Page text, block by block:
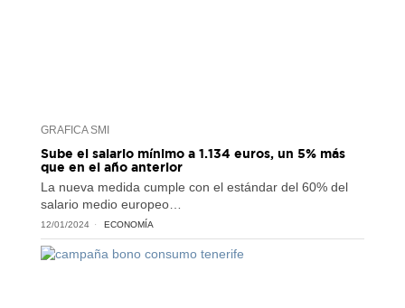
GRAFICA SMI
Sube el salario mínimo a 1.134 euros, un 5% más
que en el año anterior
La nueva medida cumple con el estándar del 60% del
salario medio europeo…
12/01/2024 ECONOMÍA